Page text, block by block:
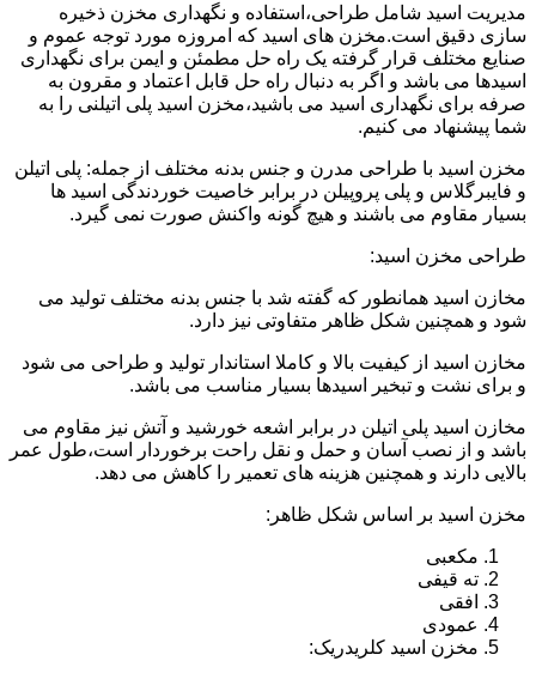
مدیریت اسید شامل طراحی،استفاده و نگهداری مخزن ذخیره
سازی دقیق است.مخزن های اسید که امروزه مورد توجه عموم و
صنایع مختلف قرار گرفته یک راه حل مطمئن و ایمن برای نگهداری
اسیدها می باشد و اگر به دنبال راه حل قابل اعتماد و مقرون به
صرفه برای نگهداری اسید می باشید،مخزن اسید پلی اتیلنی را به
شما پیشنهاد می کنیم.
مخزن اسید با طراحی مدرن و جنس بدنه مختلف از جمله: پلی اتیلن
و فایبرگلاس و پلی پروپیلن در برابر خاصیت خوردندگی اسید ها
بسیار مقاوم می باشند و هیچ گونه واکنش صورت نمی گیرد.
طراحی مخزن اسید:
مخازن اسید همانطور که گفته شد با جنس بدنه مختلف تولید می
شود و همچنین شکل ظاهر متفاوتی نیز دارد.
مخازن اسید از کیفیت بالا و کاملا استاندار تولید و طراحی می شود
و برای نشت و تبخیر اسیدها بسیار مناسب می باشد.
مخازن اسید پلی اتیلن در برابر اشعه خورشید و آتش نیز مقاوم می
باشد و از نصب آسان و حمل و نقل راحت برخوردار است،طول عمر
بالایی دارند و همچنین هزینه های تعمیر را کاهش می دهد.
مخزن اسید بر اساس شکل ظاهر:
مکعبی
ته قیفی
افقی
عمودی
مخزن اسید کلریدریک: